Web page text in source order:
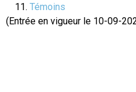
Témoins
(Entrée en vigueur le 10-09-